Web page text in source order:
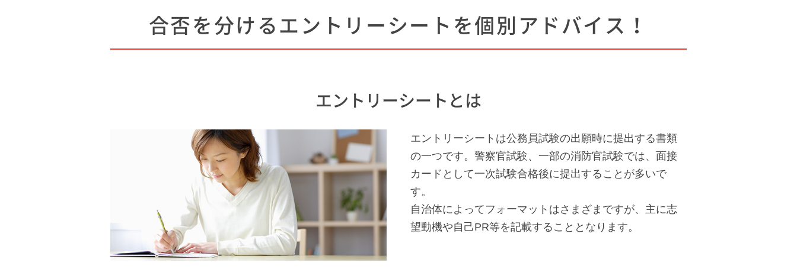
合否を分けるエントリーシートを個別アドバイス！
エントリーシートとは
エントリーシートは公務員試験の出願時に提出する書類
の一つです。警察官試験、一部の消防官試験では、面接
カードとして一次試験合格後に提出することが多いで
す。
自治体によってフォーマットはさまざまですが、主に志
望動機や自己PR等を記載することとなります。